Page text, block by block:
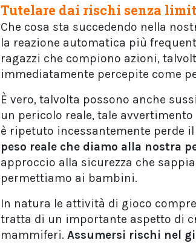
Tutelare dai rischi senza
Che cosa sta succedendo nella
la reazione automatica più
ragazzi che compiono azioni,
immediatamente percepite come
È vero, talvolta possono anche
un pericolo reale, tale
è ripetuto incessantemente perde
peso reale che diamo alla nostra
approccio alla sicurezza che
permettiamo ai bambini.
In natura le attività di gioco
tratta di un importante aspetto di
mammiferi. Assumersi rischi nel